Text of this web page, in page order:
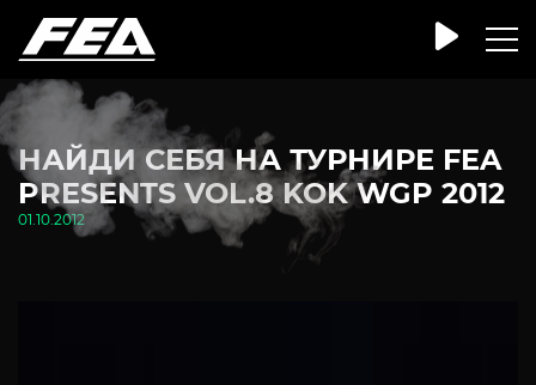
НАЙДИ СЕБЯ НА ТУРНИРЕ FEA
PRESENTS VOL.8 KOK WGP 2012
01.10.2012